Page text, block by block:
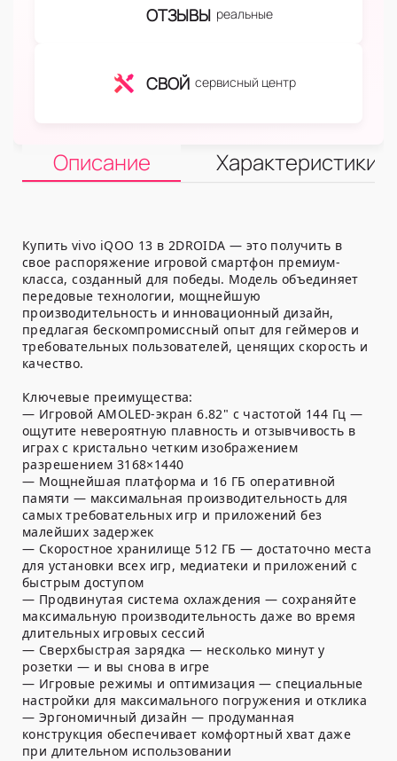
ОТЗЫВЫ реальные
СВОЙ сервисный центр
Описание Характеристики
Купить vivo iQOO 13 в 2DROIDA — это получить в
свое распоряжение игровой смартфон премиум-
класса, созданный для победы. Модель объединяет
передовые технологии, мощнейшую
производительность и инновационный дизайн,
предлагая бескомпромиссный опыт для геймеров и
требовательных пользователей, ценящих скорость и
качество.
Ключевые преимущества:
— Игровой AMOLED-экран 6.82" с частотой 144 Гц —
ощутите невероятную плавность и отзывчивость в
играх с кристально четким изображением
разрешением 3168×1440
— Мощнейшая платформа и 16 ГБ оперативной
памяти — максимальная производительность для
самых требовательных игр и приложений без
малейших задержек
— Скоростное хранилище 512 ГБ — достаточно места
для установки всех игр, медиатеки и приложений с
быстрым доступом
— Продвинутая система охлаждения — сохраняйте
максимальную производительность даже во время
длительных игровых сессий
— Сверхбыстрая зарядка — несколько минут у
розетки — и вы снова в игре
— Игровые режимы и оптимизация — специальные
настройки для максимального погружения и отклика
— Эргономичный дизайн — продуманная
конструкция обеспечивает комфортный хват даже
при длительном использовании